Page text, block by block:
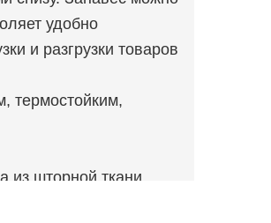
удобно
и разгрузки товаров
термостойким,
​​из шторной ткани,